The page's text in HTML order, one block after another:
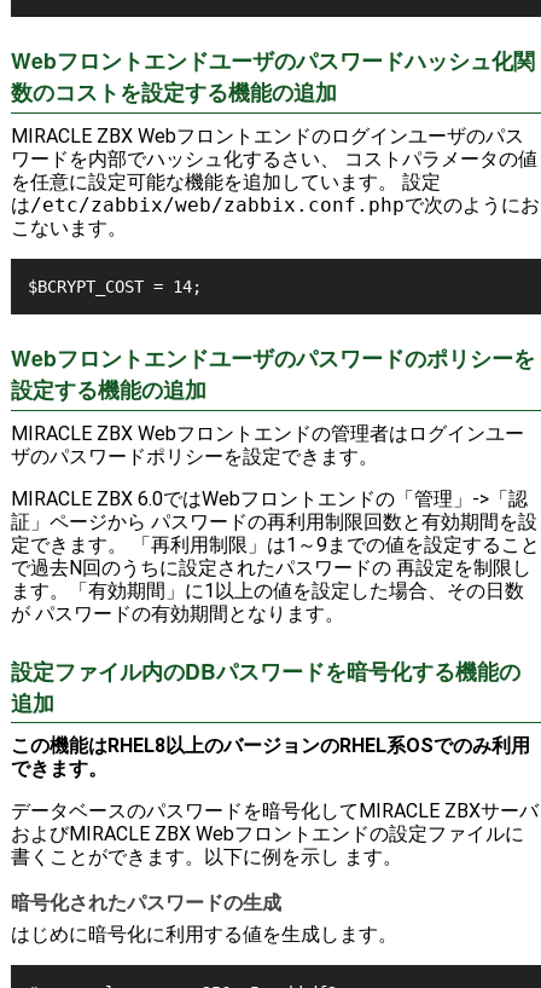
Webフロントエンドユーザのパスワードハッシュ化関
数のコストを設定する機能の追加
MIRACLE ZBX Webフロントエンドのログインユーザのパス
ワードを内部でハッシュ化するさい、 コストパラメータの値
を任意に設定可能な機能を追加しています。 設定
は/etc/zabbix/web/zabbix.conf.phpで次のようにお
こないます。
$BCRYPT_COST = 14;
Webフロントエンドユーザのパスワードのポリシーを
設定する機能の追加
MIRACLE ZBX Webフロントエンドの管理者はログインユー
ザのパスワードポリシーを設定できます。
MIRACLE ZBX 6.0ではWebフロントエンドの「管理」->「認
証」ページから パスワードの再利用制限回数と有効期間を設
定できます。 「再利用制限」は1～9までの値を設定すること
で過去N回のうちに設定されたパスワードの 再設定を制限し
ます。「有効期間」に1以上の値を設定した場合、その日数
が パスワードの有効期間となります。
設定ファイル内のDBパスワードを暗号化する機能の
追加
この機能はRHEL8以上のバージョンのRHEL系OSでのみ利用
できます。
データベースのパスワードを暗号化してMIRACLE ZBXサーバ
およびMIRACLE ZBX Webフロントエンドの設定ファイルに
書くことができます。以下に例を示し ます。
暗号化されたパスワードの生成
はじめに暗号化に利用する値を生成します。